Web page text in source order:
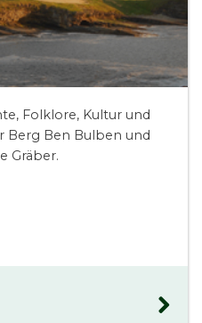
Folklore, Kultur und
Berg Ben Bulben und
Gräber.